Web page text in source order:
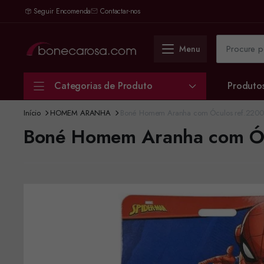
Seguir Encomenda Contactar-nos
Menu
Categorias de Produto
Início HOMEM ARANHA
Boné Homem Aranha com